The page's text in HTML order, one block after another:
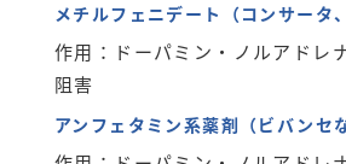
メチルフェニデート（コンサータ
作用：ドーパミン・ノルアドレ
阻害
アンフェタミン系薬剤（ビバンセ